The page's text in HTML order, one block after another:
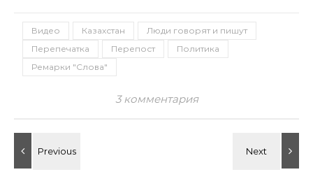
Видео Казахстан
Люди говорят и пишут
Перепечатка
Перепост
Политика
Ремарки "Слова"
3 комментария